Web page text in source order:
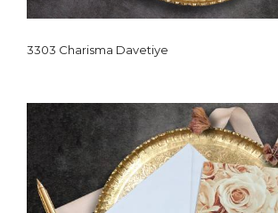
3303 Charisma Davetiye